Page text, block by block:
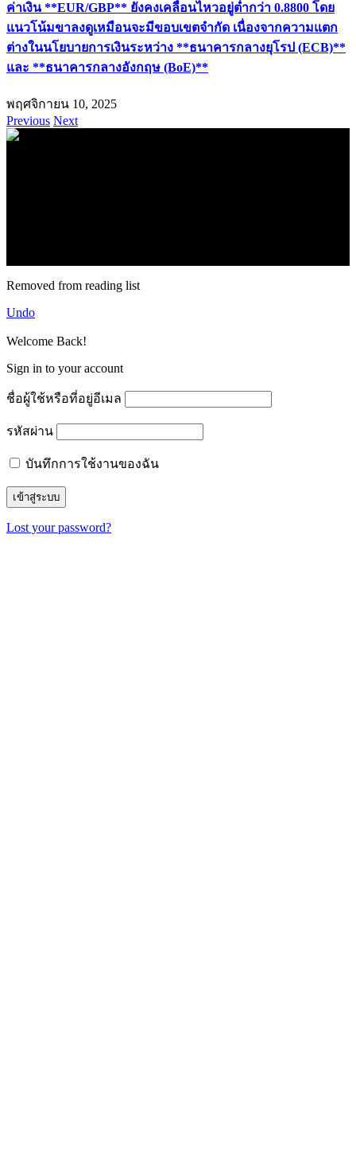
ค่าเงิน **EUR/GBP** ยังคงเคลื่อนไหวอยู่ต่ำกว่า 0.8800 โดย
แนวโน้มขาลงดูเหมือนจะมีขอบเขตจำกัด เนื่องจากความแตก
ต่างในนโยบายการเงินระหว่าง **ธนาคารกลางยุโรป (ECB)**
และ **ธนาคารกลางอังกฤษ (BoE)**
พฤศจิกายน 10, 2025
Previous Next
Removed from reading list
Undo
Welcome Back!
Sign in to your account
ชื่อผู้ใช้หรือที่อยู่อีเมล
รหัสผ่าน
บันทึกการใช้งานของฉัน
Lost your password?